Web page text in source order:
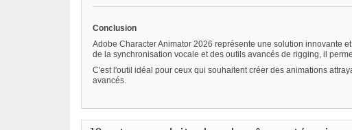
Conclusion
Adobe Character Animator 2026 représente une solution innovante
de la synchronisation vocale et des outils avancés de rigging, il
C'est l'outil idéal pour ceux qui souhaitent créer des animations
avancés.